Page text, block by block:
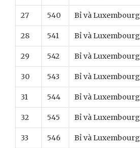
27 540 Bỉ và Luxembourg
28 541 Bỉ và Luxembourg
29 542 Bỉ và Luxembourg
30 543 Bỉ và Luxembourg
31 544 Bỉ và Luxembourg
32 545 Bỉ và Luxembourg
33 546 Bỉ và Luxembourg